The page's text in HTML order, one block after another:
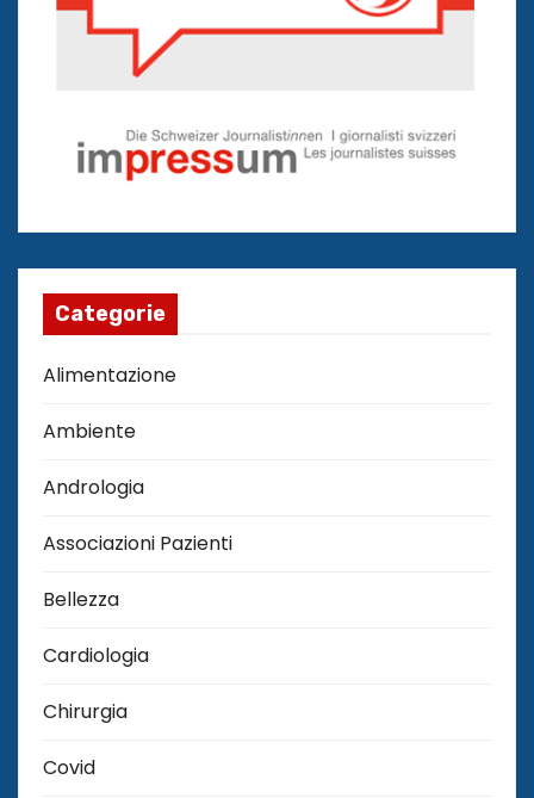
Categorie
Alimentazione
Ambiente
Andrologia
Associazioni Pazienti
Bellezza
Cardiologia
Chirurgia
Covid